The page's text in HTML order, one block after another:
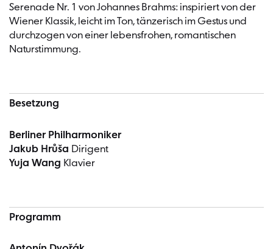
Serenade Nr. 1 von Johannes Brahms: inspiriert von der
Wiener Klassik, leicht im Ton, tänzerisch im Gestus und
durchzogen von einer lebensfrohen, romantischen
Naturstimmung.
Besetzung
Berliner Philharmoniker
Jakub Hrůša Dirigent
Yuja Wang Klavier
Programm